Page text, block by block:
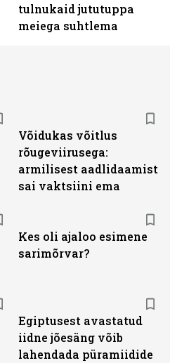
tulnukaid jututuppa
meiega suhtlema
Võidukas võitlus
rõugeviirusega:
armilisest aadlidaamist
sai vaktsiini ema
Kes oli ajaloo esimene
sarimõrvar?
Egiptusest avastatud
iidne jõesäng võib
lahendada püramiidide